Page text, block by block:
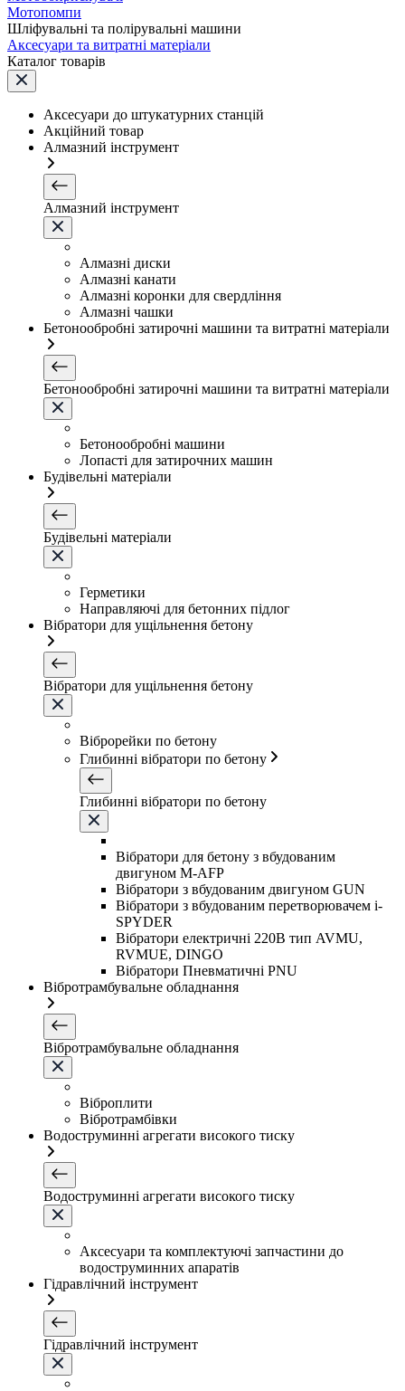
Мотопомпи
Шліфувальні та полірувальні машини
Аксесуари та витратні матеріали
Каталог товарів
Аксесуари до штукатурних станцій
Акційний товар
Алмазний інструмент
Алмазний інструмент
Алмазні диски
Алмазні канати
Алмазні коронки для свердління
Алмазні чашки
Бетонообробні затирочні машини та витратні матеріали
Бетонообробні затирочні машини та витратні матеріали
Бетонообробні машини
Лопасті для затирочних машин
Будівельні матеріали
Будівельні матеріали
Герметики
Направляючі для бетонних підлог
Вібратори для ущільнення бетону
Вібратори для ущільнення бетону
Віброрейки по бетону
Глибинні вібратори по бетону
Глибинні вібратори по бетону
Вібратори для бетону з вбудованим
двигуном M-AFP
Вібратори з вбудованим двигуном GUN
Вібратори з вбудованим перетворювачем i-
SPYDER
Вібратори електричні 220B тип AVMU,
RVMUE, DINGO
Вібратори Пневматичні PNU
Вібротрамбувальне обладнання
Вібротрамбувальне обладнання
Віброплити
Вібротрамбівки
Водоструминні агрегати високого тиску
Водоструминні агрегати високого тиску
Аксесуари та комплектуючі запчастини до
водоструминних апаратів
Гідравлічний інструмент
Гідравлічний інструмент